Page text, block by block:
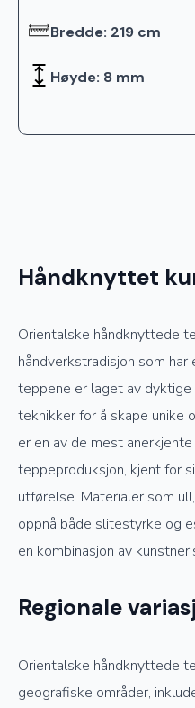
Bredde: 219 cm
Høyde: 8 mm
Håndknyttet
Orientalske håndknyttede
håndverkstradisjon som
teppene er laget av
teknikker for å skape unike
er en av de mest
teppeproduksjon, kjent for
utførelse. Materialer som
oppnå både slitestyrke og
en kombinasjon av
Regionale
Orientalske håndknyttede
geografiske områder,